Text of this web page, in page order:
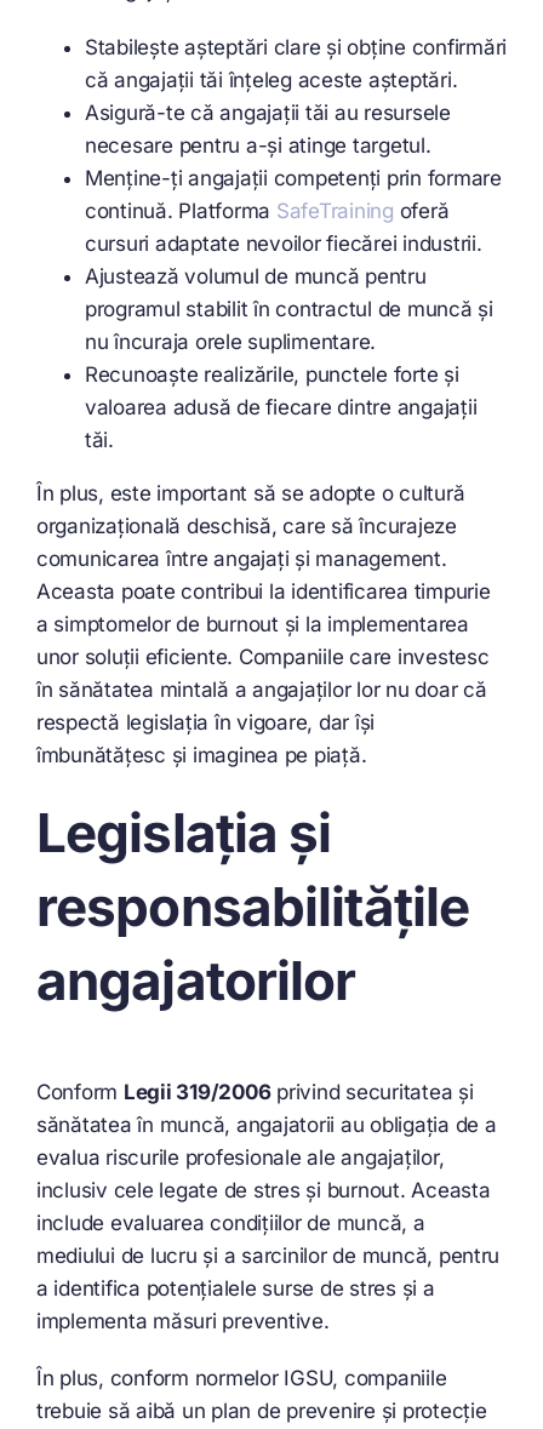
Stabilește așteptări clare și obține confirmări
că angajații tăi înțeleg aceste așteptări.
Asigură-te că angajații tăi au resursele
necesare pentru a-și atinge targetul.
Menține-ți angajații competenți prin formare
continuă. Platforma SafeTraining oferă
cursuri adaptate nevoilor fiecărei industrii.
Ajustează volumul de muncă pentru
programul stabilit în contractul de muncă și
nu încuraja orele suplimentare.
Recunoaște realizările, punctele forte și
valoarea adusă de fiecare dintre angajații
tăi.
În plus, este important să se adopte o cultură
organizațională deschisă, care să încurajeze
comunicarea între angajați și management.
Aceasta poate contribui la identificarea timpurie
a simptomelor de burnout și la implementarea
unor soluții eficiente. Companiile care investesc
în sănătatea mintală a angajaților lor nu doar că
respectă legislația în vigoare, dar își
îmbunătățesc și imaginea pe piață.
Legislația și
responsabilitățile
angajatorilor
Conform Legii 319/2006privind securitatea și
sănătatea în muncă, angajatorii au obligația de a
evalua riscurile profesionale ale angajaților,
inclusiv cele legate de stres și burnout. Aceasta
include evaluarea condițiilor de muncă, a
mediului de lucru și a sarcinilor de muncă, pentru
a identifica potențialele surse de stres și a
implementa măsuri preventive.
În plus, conform normelor IGSU, companiile
trebuie să aibă un plan de prevenire și protecție